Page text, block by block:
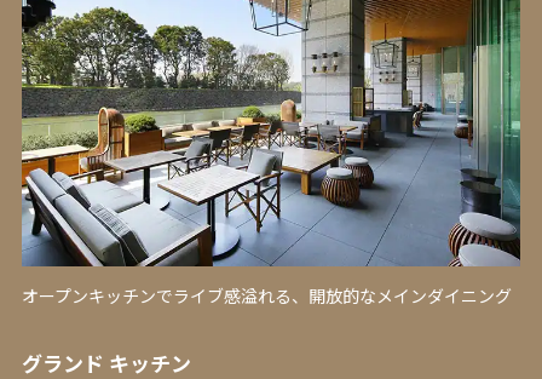
オープンキッチンでライブ感溢れる、開放的なメインダイニング
グランド キッチン